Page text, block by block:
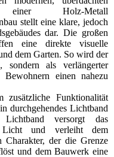
Holz-Metall
stellt eine klare, jedoch
dar. Die großen
eine direkte visuelle
dem Garten. So wird der
sondern als verlängerter
einen nahezu
Funktionalität
durchgehendes Lichtband
versorgt das
und verleiht dem
Charakter, der die Grenze
und dem Bauwerk eine